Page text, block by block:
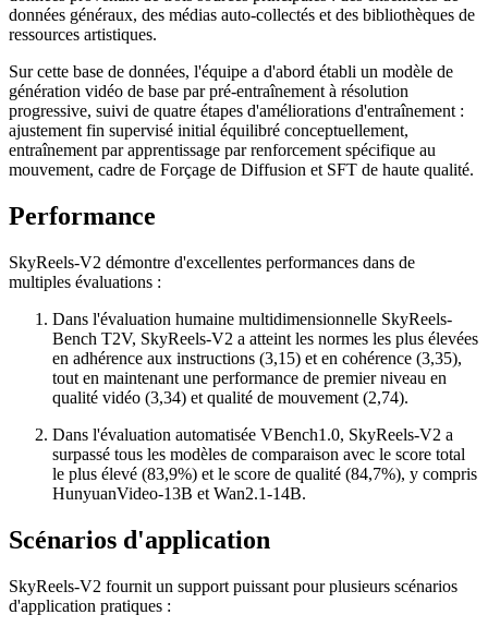
données généraux, des médias auto-collectés et des bibliothèques de
ressources artistiques.
Sur cette base de données, l'équipe a d'abord établi un modèle de
génération vidéo de base par pré-entraînement à résolution
progressive, suivi de quatre étapes d'améliorations d'entraînement :
ajustement fin supervisé initial équilibré conceptuellement,
entraînement par apprentissage par renforcement spécifique au
mouvement, cadre de Forçage de Diffusion et SFT de haute qualité.
Performance
SkyReels-V2 démontre d'excellentes performances dans de
multiples évaluations :
Dans l'évaluation humaine multidimensionnelle SkyReels-
Bench T2V, SkyReels-V2 a atteint les normes les plus élevées
en adhérence aux instructions (3,15) et en cohérence (3,35),
tout en maintenant une performance de premier niveau en
qualité vidéo (3,34) et qualité de mouvement (2,74).
Dans l'évaluation automatisée VBench1.0, SkyReels-V2 a
surpassé tous les modèles de comparaison avec le score total
le plus élevé (83,9%) et le score de qualité (84,7%), y compris
HunyuanVideo-13B et Wan2.1-14B.
Scénarios d'application
SkyReels-V2 fournit un support puissant pour plusieurs scénarios
d'application pratiques :